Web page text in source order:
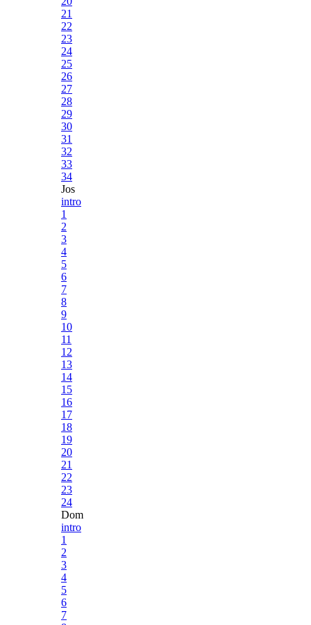
21
22
23
24
25
26
27
28
29
30
31
32
33
34
Jos
intro
1
2
3
4
5
6
7
8
9
10
11
12
13
14
15
16
17
18
19
20
21
22
23
24
Dom
intro
1
2
3
4
5
6
7